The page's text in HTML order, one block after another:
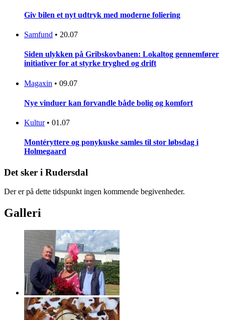
Giv bilen et nyt udtryk med moderne foliering
Samfund • 20.07
Siden ulykken på Gribskovbanen: Lokaltog gennemfører
initiativer for at styrke tryghed og drift
Magaxin • 09.07
Nye vinduer kan forvandle både bolig og komfort
Kultur • 01.07
Montéryttere og ponykuske samles til stor løbsdag i
Holmegaard
Det sker i Rudersdal
Der er på dette tidspunkt ingen kommende begivenheder.
Galleri